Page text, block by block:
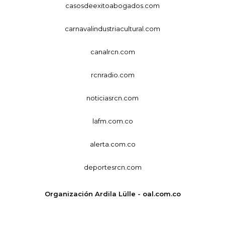
casosdeexitoabogados.com
carnavalindustriacultural.com
canalrcn.com
rcnradio.com
noticiasrcn.com
lafm.com.co
alerta.com.co
deportesrcn.com
Organización Ardila Lülle - oal.com.co